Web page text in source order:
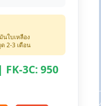
นใบเหลือง
2-3 เดือน
FK-3C: 950